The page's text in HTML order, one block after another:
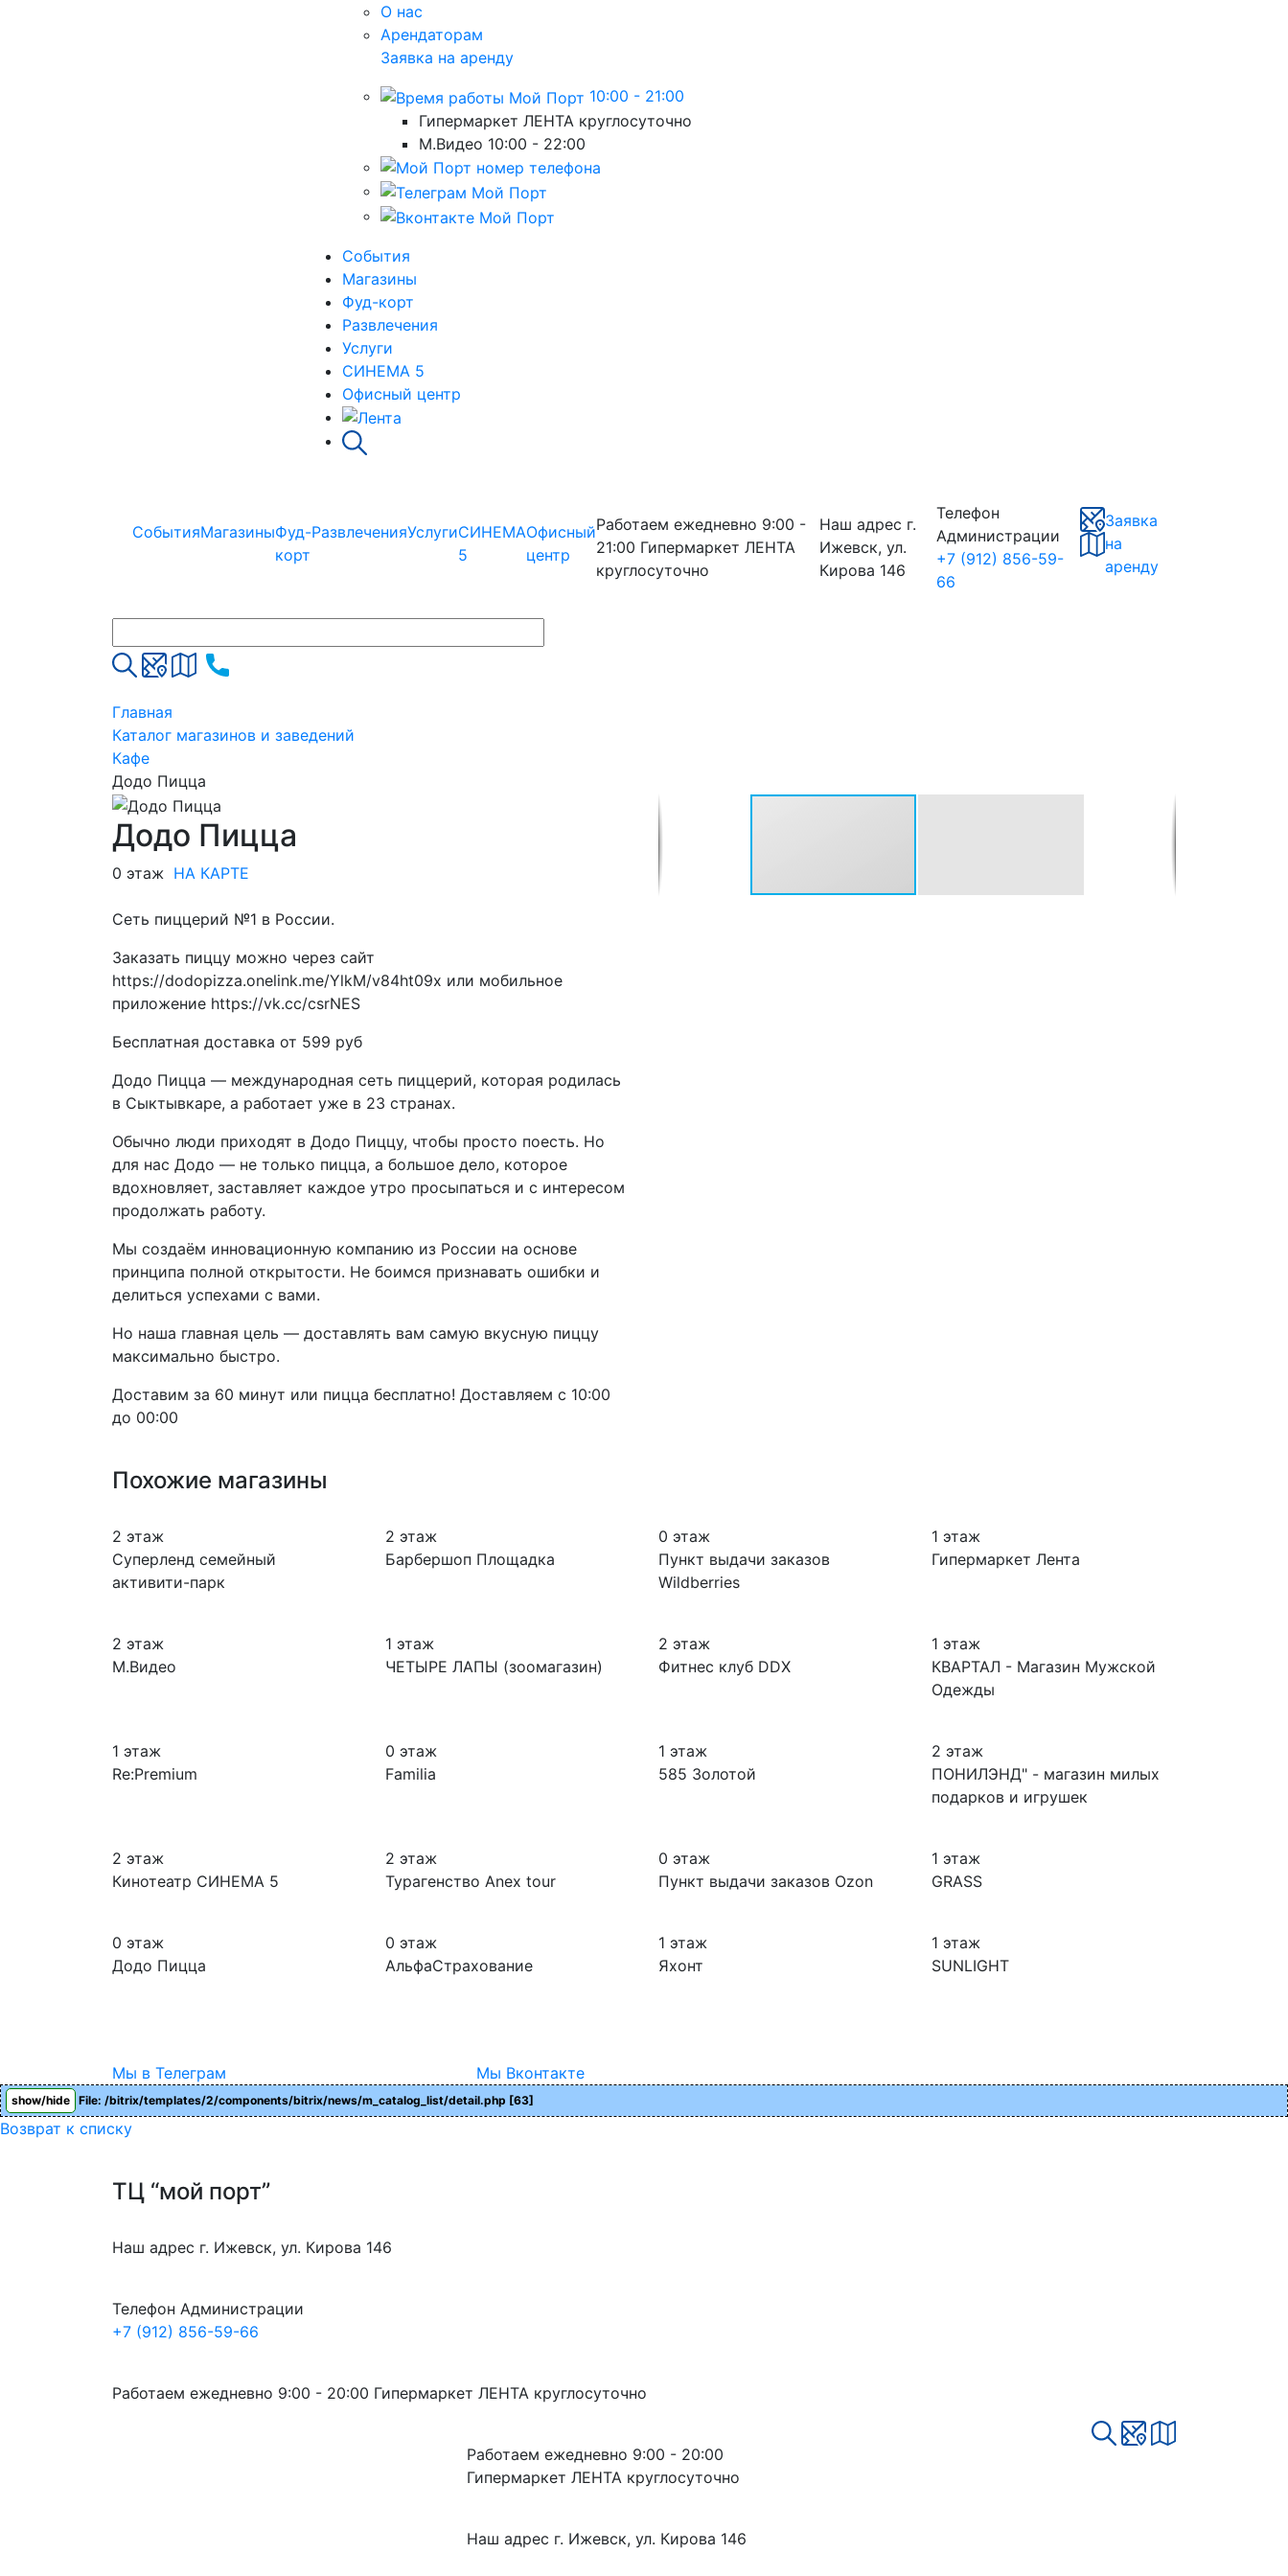
О нас
Арендаторам
Заявка на аренду
10:00 - 21:00
Гипермаркет ЛЕНТА круглосуточно
М.Видео 10:00 - 22:00
События
Магазины
Фуд-корт
Развлечения
Услуги
СИНЕМА 5
Офисный центр
СобытияМагазиныФуд-
корт
РазвлеченияУслугиСИНЕМА
5
Офисный
центр
Работаем ежедневно 9:00 -
21:00 Гипермаркет ЛЕНТА
круглосуточно
Наш адрес г.
Ижевск, ул.
Кирова 146
Телефон
Администрации
+7 (912) 856-59-
66
Заявка
на
аренду
Главная
Каталог магазинов и заведений
Кафе
Додо Пицца
Додо Пицца
0 этаж НА КАРТЕ
Сеть пиццерий №1 в России.
Заказать пиццу можно через сайт
https://dodopizza.onelink.me/YlkM/v84ht09x или мобильное
приложение https://vk.cc/csrNES
Бесплатная доставка от 599 руб
Додо Пицца — международная сеть пиццерий, которая родилась
в Сыктывкаре, а работает уже в 23 странах.
Обычно люди приходят в Додо Пиццу, чтобы просто поесть. Но
для нас Додо — не только пицца, а большое дело, которое
вдохновляет, заставляет каждое утро просыпаться и с интересом
продолжать работу.
Мы создаём инновационную компанию из России на основе
принципа полной открытости. Не боимся признавать ошибки и
делиться успехами с вами.
Но наша главная цель — доставлять вам самую вкусную пиццу
максимально быстро.
Доставим за 60 минут или пицца бесплатно! Доставляем с 10:00
до 00:00
Похожие магазины
2 этаж
Суперленд семейный
активити-парк
2 этаж
Барбершоп Площадка
0 этаж
Пункт выдачи заказов
Wildberries
1 этаж
Гипермаркет Лента
2 этаж
М.Видео
1 этаж
ЧЕТЫРЕ ЛАПЫ (зоомагазин)
2 этаж
Фитнес клуб DDX
1 этаж
КВАРТАЛ - Магазин Мужской
Одежды
1 этаж
Re:Premium
0 этаж
Familia
1 этаж
585 Золотой
2 этаж
ПОНИЛЭНД" - магазин милых
подарков и игрушек
2 этаж
Кинотеатр СИНЕМА 5
2 этаж
Турагенство Anex tour
0 этаж
Пункт выдачи заказов Ozon
1 этаж
GRASS
0 этаж
Додо Пицца
0 этаж
АльфаСтрахование
1 этаж
Яхонт
1 этаж
SUNLIGHT
Мы в Телеграм Мы Вконтакте
show/hide File: /bitrix/templates/2/components/bitrix/news/m_catalog_list/detail.php [63]
Возврат к списку
ТЦ “мой порт”
Наш адрес г. Ижевск, ул. Кирова 146
Телефон Администрации
+7 (912) 856-59-66
Работаем ежедневно 9:00 - 20:00 Гипермаркет ЛЕНТА круглосуточно
Работаем ежедневно 9:00 - 20:00
Гипермаркет ЛЕНТА круглосуточно
Наш адрес г. Ижевск, ул. Кирова 146